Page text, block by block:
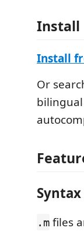
Install
Install
Or
.m files